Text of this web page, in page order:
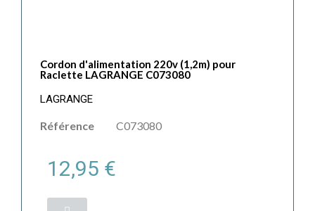
Cordon d'alimentation 220v (1,2m) pour
Raclette LAGRANGE C073080
LAGRANGE
Référence C073080
12,95 €